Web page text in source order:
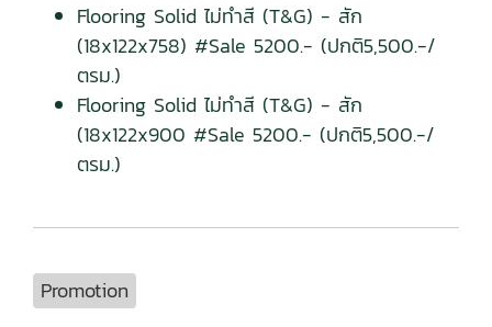
Flooring Solid ไม่ทำสี (T&G) - สัก
(18x122x758) #Sale 5200.- (ปกติ5,500.-/
ตรม.)
Flooring Solid ไม่ทำสี (T&G) - สัก
(18x122x900 #Sale 5200.- (ปกติ5,500.-/
ตรม.)
Promotion